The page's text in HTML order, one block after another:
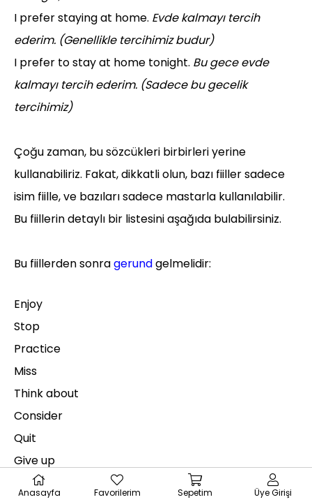
I prefer staying at home. Evde kalmayı tercih
ederim. (Genellikle tercihimiz budur)
I prefer to stay at home tonight. Bu gece evde
kalmayı tercih ederim. (Sadece bu gecelik
tercihimiz)
Çoğu zaman, bu sözcükleri birbirleri yerine
kullanabiliriz. Fakat, dikkatli olun, bazı fiiller sadece
isim fiille, ve bazıları sadece mastarla kullanılabilir.
Bu fiillerin detaylı bir listesini aşağıda bulabilirsiniz.
Bu fiillerden sonragerundgelmelidir:
Enjoy
Stop
Practice
Miss
Think about
Consider
Quit
Give up
Feel like
Anasayfa Favorilerim Sepetim Üye Girişi